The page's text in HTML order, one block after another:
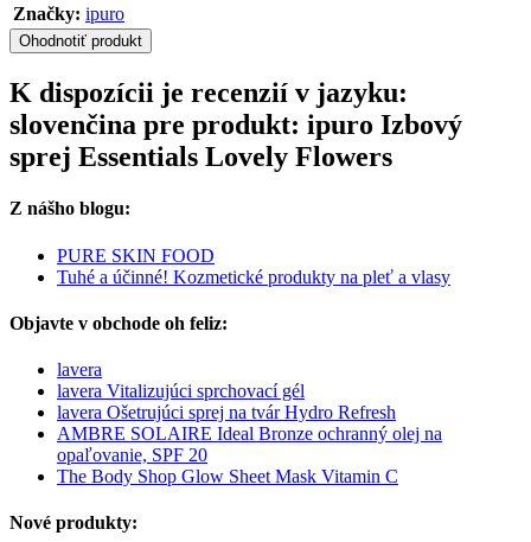
Značky: ipuro
Ohodnotiť produkt
K dispozícii je recenzií v jazyku:
slovenčina pre produkt: ipuro Izbový
sprej Essentials Lovely Flowers
Z nášho blogu:
PURE SKIN FOOD
Tuhé a účinné! Kozmetické produkty na pleť a vlasy
Objavte v obchode oh feliz:
lavera
lavera Vitalizujúci sprchovací gél
lavera Ošetrujúci sprej na tvár Hydro Refresh
AMBRE SOLAIRE Ideal Bronze ochranný olej na
opaľovanie, SPF 20
The Body Shop Glow Sheet Mask Vitamin C
Nové produkty: